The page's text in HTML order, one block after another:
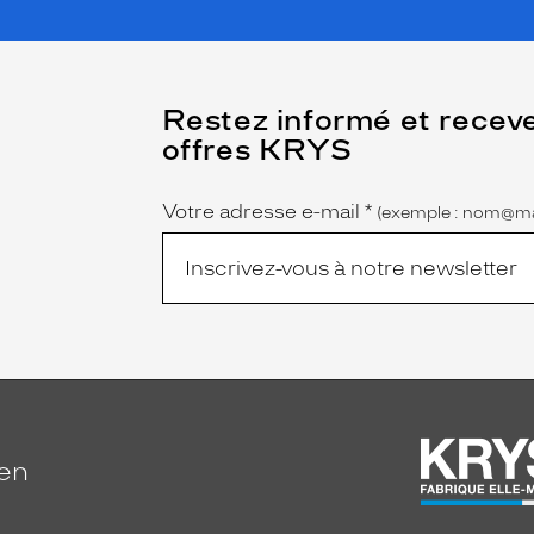
Restez informé et
offres KRYS
Name
Votre adresse e-mail *
(Ce
champ
est
obligatoire)
(exemple :